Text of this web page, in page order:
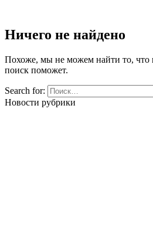
Ничего не найдено
Похоже, мы не можем найти то,
поиск поможет.
Search for:
Новости рубрики